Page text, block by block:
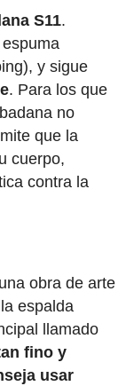
S11.
y sigue
. Para los que
no
que la
cuerpo,
contra la
obra de arte
espalda
llamado
fino y
usar